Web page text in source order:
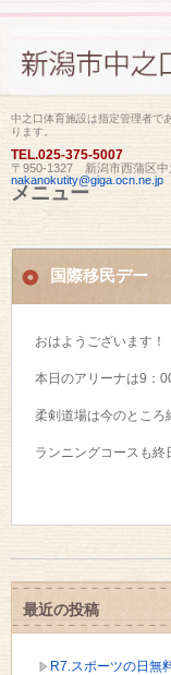
中之口体育施設は指定管理者で
ります。
TEL.025-375-5007
〒950-1327 新潟市西蒲区中
nakanokutity@giga.ocn.ne.jp
メニュー
テ
へ
国際移民デー
おはようございます！
本日のアリーナは9：
柔剣道場は今のところ
ランニングコースも終
最近の投稿
R7.スポーツの日無